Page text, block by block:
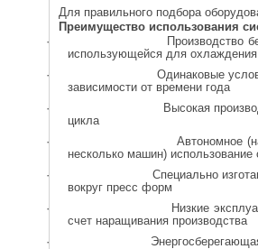
Для правильного подбора
Преимущество использования
·
Производство
использующейся для
·
Одинаковые
зависимости от времени года
·
Высокая
цикла
·
Автономное
несколько машин) использование
·
Специально
вокруг пресс форм
·
Низкие
счет наращивания производства
·